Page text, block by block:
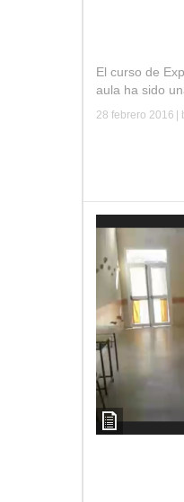
El curso de
aula ha sido
28 febrero 2016